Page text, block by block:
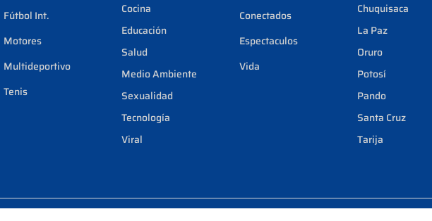
Fútbol Int.
Motores
Multideportivo
Tenis
Cocina
Educación
Salud
Medio Ambiente
Sexualidad
Tecnología
Viral
Conectados
Espectaculos
Vida
Chuquisaca
La Paz
Oruro
Potosí
Pando
Santa Cruz
Tarija